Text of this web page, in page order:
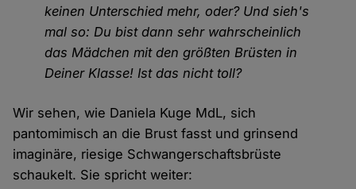
keinen Unterschied mehr, oder? Und sieh's
mal so: Du bist dann sehr wahrscheinlich
das Mädchen mit den größten Brüsten in
Deiner Klasse! Ist das nicht toll?
Wir sehen, wie Daniela Kuge MdL, sich
pantomimisch an die Brust fasst und grinsend
imaginäre, riesige Schwangerschaftsbrüste
schaukelt. Sie spricht weiter: